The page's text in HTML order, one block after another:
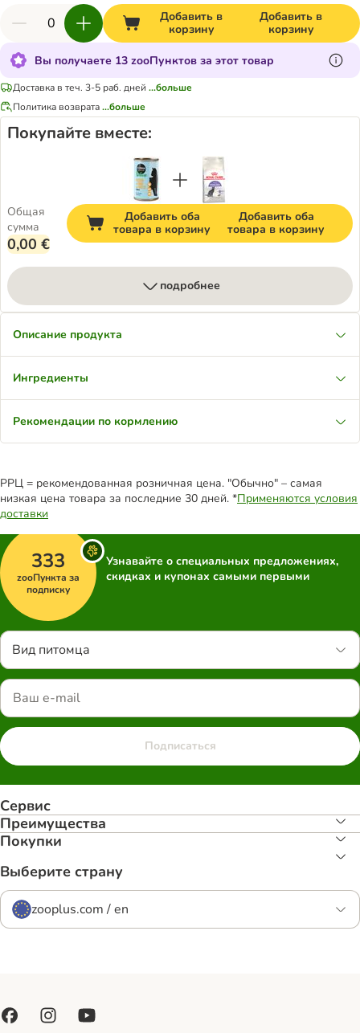
Добавить в
корзину
Добавить в
корзину
Вы получаете 13 zooПунктов за этот товар
Доставка в теч. 3-5 раб. дней ...больше
Политика возврата...больше
Покупайте вместе:
Общая
сумма
0,00 €
Добавить оба
товара в корзину
Добавить оба
товара в корзину
подробнее
Описание продукта
Ингредиенты
Рекомендации по кормлению
РРЦ = рекомендованная розничная цена. "Обычно" – самая
низкая цена товара за последние 30 дней. *Применяются условия
доставки
333
zooПункта за
подписку
Узнавайте о специальных предложениях,
скидках и купонах самыми первыми
Вид питомца
Подписаться
Сервис
Преимуществa
Покупки
Выберите страну
zooplus.com / en